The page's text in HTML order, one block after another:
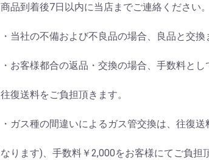
商品到着後7日以内に当店までご連絡ください。
・当社の不備および不良品の場合、良品と交換
・お客様都合の返品・交換の場合、手数料と
往復送料をご負担頂きます。
・ガス種の間違いによるガス管交換は、往復
なります)、手数料￥2,000をお客様にてご負担